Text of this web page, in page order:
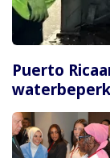
Puerto